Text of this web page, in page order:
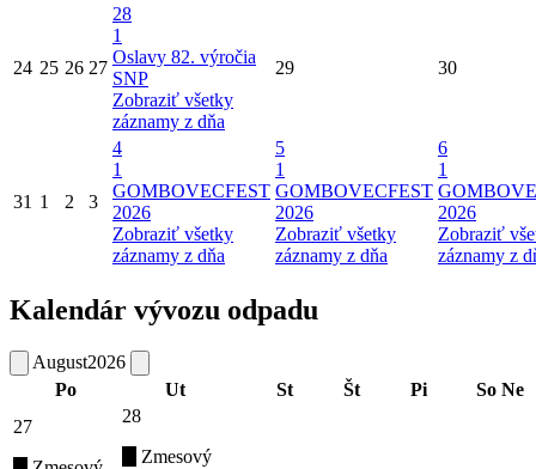
24 25 26 27
28
1
Oslavy 82. výročia
SNP
Zobraziť všetky
záznamy z dňa
29 30
31 1 2 3
4
1
GOMBOVECFEST
2026
Zobraziť všetky
záznamy z dňa
5
1
GOMBOVECFEST
2026
Zobraziť všetky
záznamy z dňa
6
1
2026
Zobraziť
záznamy z
Kalendár vývozu odpadu
August2026
Po
Ut St Št Pi So Ne
27
28
Zmesový